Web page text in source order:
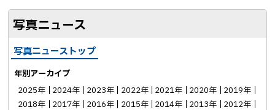
写真ニュース
写真ニューストップ
年別アーカイブ
2025年
2024年 2023年 2022年 2021年 2020年
2019年
2018年
2017年 2016年 2015年 2014年 2013年
2012年